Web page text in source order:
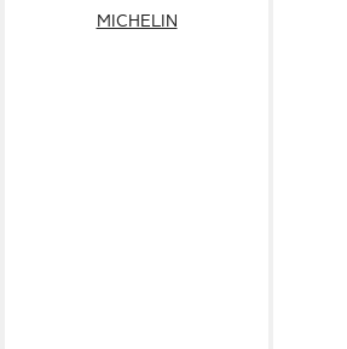
MICHELIN